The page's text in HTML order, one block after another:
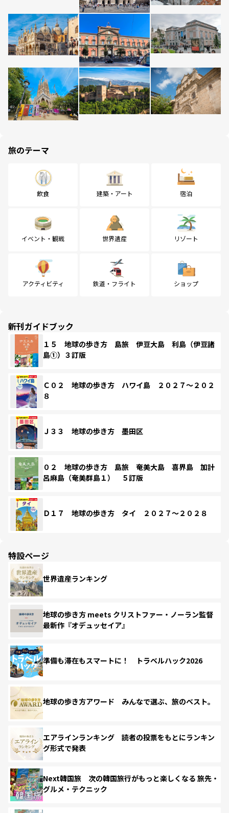
旅のテーマ
飲食 建築・アート 宿泊
イベント・観戦 世界遺産 リゾート
アクティビティ 鉄道・フライト ショップ
新刊ガイドブック
１５ 地球の歩き方 島旅 伊豆大島 利島（伊豆諸
島①）３訂版
Ｃ０２ 地球の歩き方 ハワイ島 ２０２７～２０２
８
Ｊ３３ 地球の歩き方 墨田区
０２ 地球の歩き方 島旅 奄美大島 喜界島 加計
呂麻島（奄美群島１） ５訂版
Ｄ１７ 地球の歩き方 タイ ２０２７～２０２８
特設ページ
世界遺産ランキング
地球の歩き方 meets クリストファー・ノーラン監督
最新作『オデュッセイア』
準備も滞在もスマートに！ トラベルハック2026
地球の歩き方アワード みんなで選ぶ、旅のベスト。
エアラインランキング 読者の投票をもとにランキン
グ形式で発表
Next韓国旅 次の韓国旅行がもっと楽しくなる 旅先・
グルメ・テクニック